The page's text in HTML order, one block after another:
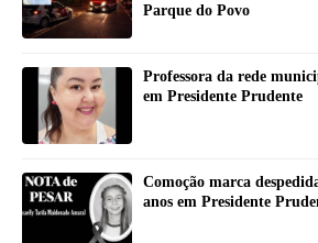
Parque do Povo
Professora da rede
em Presidente Prudente
Comoção marca
anos em Presidente